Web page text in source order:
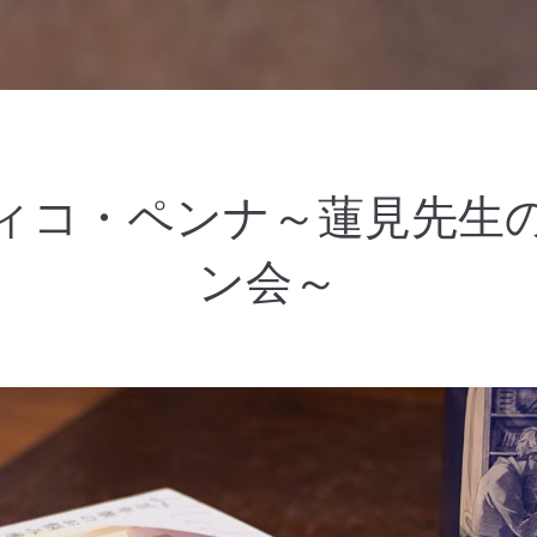
コ・ペンナ～蓮見先生
ン会～